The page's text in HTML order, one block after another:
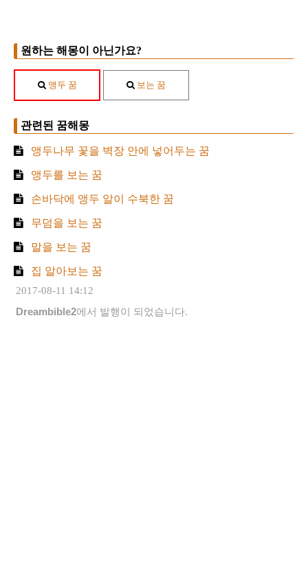
원하는 해몽이 아닌가요?
앵두 꿈 보는 꿈
관련된 꿈해몽
앵두나무 꽃을 벽장 안에 넣어두는 꿈
앵두를 보는 꿈
손바닥에 앵두 알이 수북한 꿈
무덤을 보는 꿈
말을 보는 꿈
집 알아보는 꿈
2017-08-11 14:12
Dreambible2에서 발행이 되었습니다.